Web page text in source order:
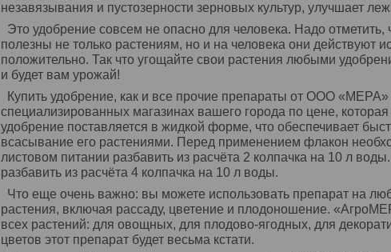
незавязывания и пустозерности зерновых культур, улучшает
Это удобрение совсем не опасно для человека. Надо отметить,
полезны не только растениям, но и на человека они действуют
положительно. Так что угощайте свои растения любыми
и будет вам урожай!
Купить удобрение, как и все прочие препараты от ООО
специализированных магазинах вашего города по цене,
удобрение поставляется в жидкой форме, что обеспечивает
всасывание его растениями. Перед применением флакон
листовом питании разбавить из расчёта 2 колпачка на 10 л
разбавить из расчёта 4 колпачка на 10 л воды.
Что еще очень важно: вы можете использовать препарат на
растения, включая рассаду, цветение и плодоношение.
всех растений: для овощных, для плодово-ягодных, для
цветов этот препарат будет весьма кстати.